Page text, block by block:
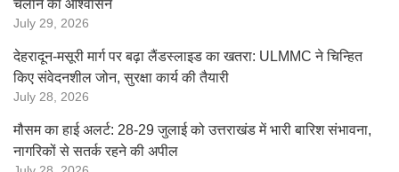
चलाने का आश्वासन
July 29, 2026
देहरादून-मसूरी मार्ग पर बढ़ा लैंडस्लाइड का खतरा: ULMMC ने चिन्हित
किए संवेदनशील जोन, सुरक्षा कार्य की तैयारी
July 28, 2026
मौसम का हाई अलर्ट: 28-29 जुलाई को उत्तराखंड में भारी बारिश संभावना,
नागरिकों से सतर्क रहने की अपील